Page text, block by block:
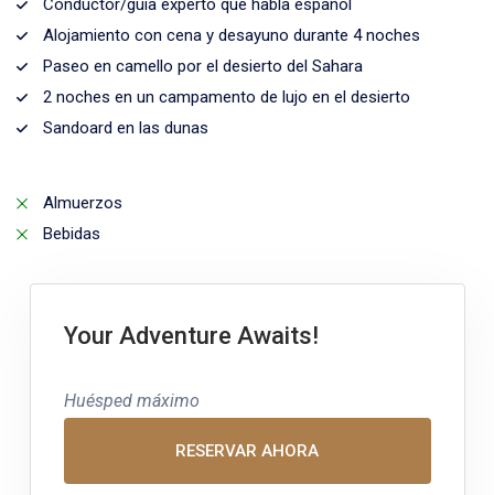
Conductor/guía experto que habla español
Alojamiento con cena y desayuno durante 4 noches
Paseo en camello por el desierto del Sahara
2 noches en un campamento de lujo en el desierto
Sandoard en las dunas
Almuerzos
Bebidas
Your Adventure Awaits!
Huésped máximo
RESERVAR AHORA